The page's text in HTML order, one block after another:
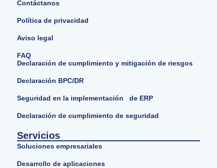
Contáctanos
Política de privacidad
Aviso legal
FAQ
Declaración de cumplimiento y mitigación de riesgos
Declaración BPC/DR
Seguridad en la implementación de ERP
Declaración de cumplimiento de seguridad
Servicios
Soluciones empresariales
Desarrollo de aplicaciones